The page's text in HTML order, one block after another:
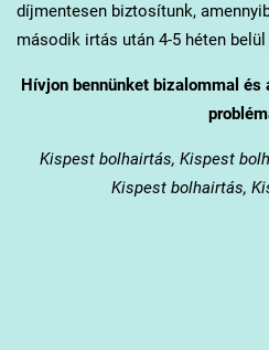
díjmentesen biztosítunk,
második irtás után 4-5 héten
Hívjon bennünket bizalommal
Kispestbolhairtás, Kispest
Kispest bolhairtás,